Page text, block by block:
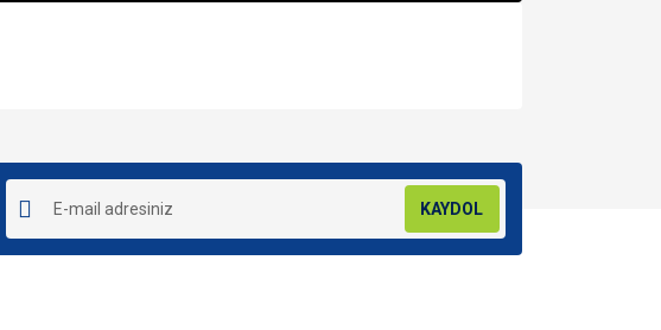
KAYDOL